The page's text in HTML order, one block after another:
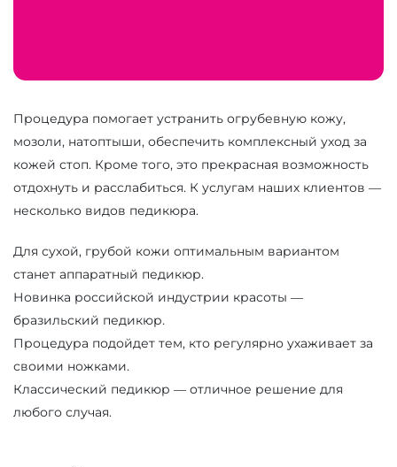
Процедура помогает устранить огрубевную кожу,
мозоли, натоптыши, обеспечить комплексный уход за
кожей стоп. Кроме того, это прекрасная возможность
отдохнуть и расслабиться. К услугам наших клиентов —
несколько видов педикюра.
Для сухой, грубой кожи оптимальным вариантом
станет аппаратный педикюр.
Новинка российской индустрии красоты —
бразильский педикюр.
Процедура подойдет тем, кто регулярно ухаживает за
своими ножками.
Классический педикюр — отличное решение для
любого случая.